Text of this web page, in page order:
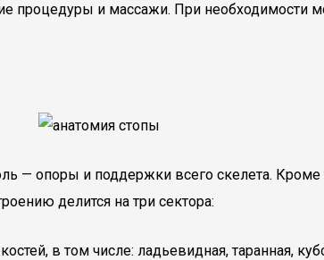
процедуры и массажи. При необходимости
— опоры и поддержки всего скелета.
делится на три сектора:
в том числе: ладьевидная, таранная,